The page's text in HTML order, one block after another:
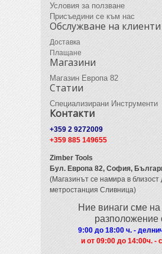
Условия за ползване
Присъедини се към нас
Обслужване на клиенти
Доставка
Плащане
Магазини
Магазин Европа 82
Статии
Специализирани Инструменти
Контакти
+359 2 9272009
+359 885 149655
Zimber Tools
Бул. Европа 82, София,
(Магазинът се намира в близост
метростанция Сливница)
Ние винаги сме
разположение
9:00 до 18:00 ч. -
и от 09:00 до 14:00ч. -